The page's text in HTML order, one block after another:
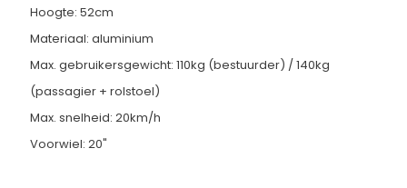
Hoogte: 52cm
Materiaal: aluminium
Max. gebruikersgewicht: 110kg (bestuurder) / 140kg
(passagier + rolstoel)
Max. snelheid: 20km/h
Voorwiel: 20"